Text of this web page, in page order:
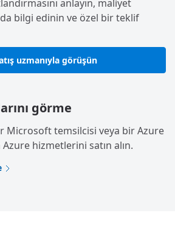
anlayın, maliyet
bilgi edinin ve özel bir teklif
uzmanıyla görüşün
görme
Microsoft temsilcisi veya bir Azure
Azure hizmetlerini satın alın.